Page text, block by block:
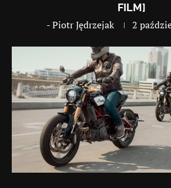
FILM]
-Piotr Jędrzejak 2